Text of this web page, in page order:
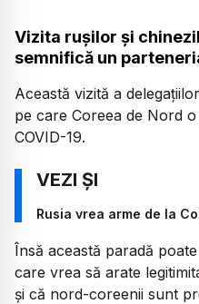
Vizita rușilor și
semnifică un
Această vizită a
pe care Coreea de Nord
COVID-19.
Rusia vrea arme de la
Însă această paradă
care vrea să arate
și că nord-coreenii sunt